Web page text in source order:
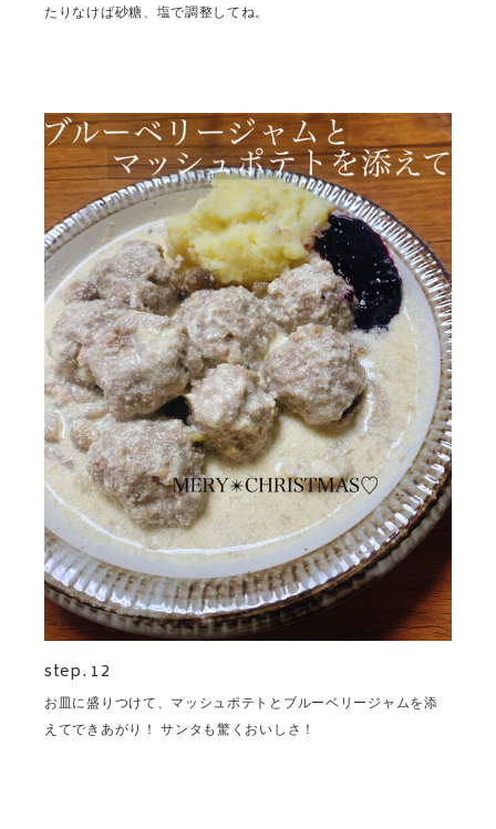
たりなけば砂糖、塩で調整してね。
step. 12
お皿に盛りつけて、マッシュポテトとブルーベリージャムを添
えてできあがり！ サンタも驚くおいしさ！